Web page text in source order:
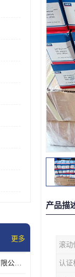
更多
湖州恩斯凯工业技术有限公司 湖州NSK轴承
产品描
滚动
认证